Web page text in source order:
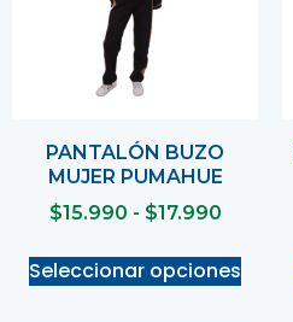
PANTALÓN BUZO
MUJER PUMAHUE
$15.990 - $17.990
Seleccionar opciones